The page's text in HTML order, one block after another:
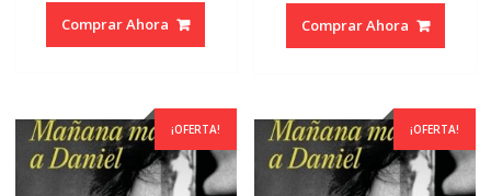
Comprar Ahora
original
era:
actual
es:
Comprar Ahora
¡OFERTA! ¡OFERTA!